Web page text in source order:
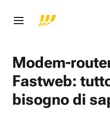
Modem-
Fastweb:
bisogno di